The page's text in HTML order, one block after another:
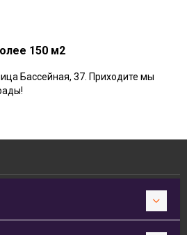
150 м2
Бассейная, 37. Приходите мы